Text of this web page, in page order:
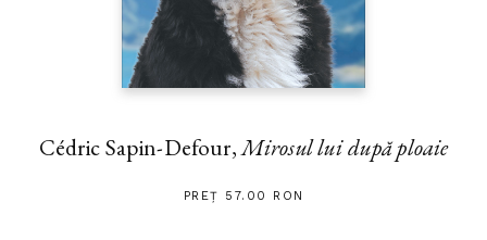
Cédric Sapin-Defour,Mirosul lui după ploaie
PREȚ 57.00 RON